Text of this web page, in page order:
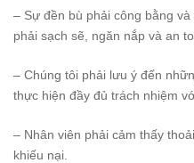
– Sự đền bù phải công bằng
phải sạch sẽ, ngăn nắp và an
– Chúng tôi phải lưu ý đến
thực hiện đầy đủ trách nhiệm
– Nhân viên phải cảm thấy
khiếu nại.